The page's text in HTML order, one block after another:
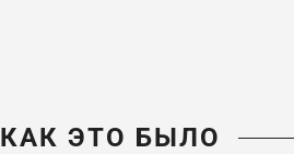
КАК ЭТО БЫЛО